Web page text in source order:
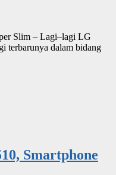
Slim – Lagi–lagi LG
terbarunya dalam bidang
Smartphone